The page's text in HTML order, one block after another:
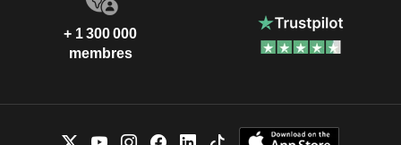
+ 1 300 000
membres